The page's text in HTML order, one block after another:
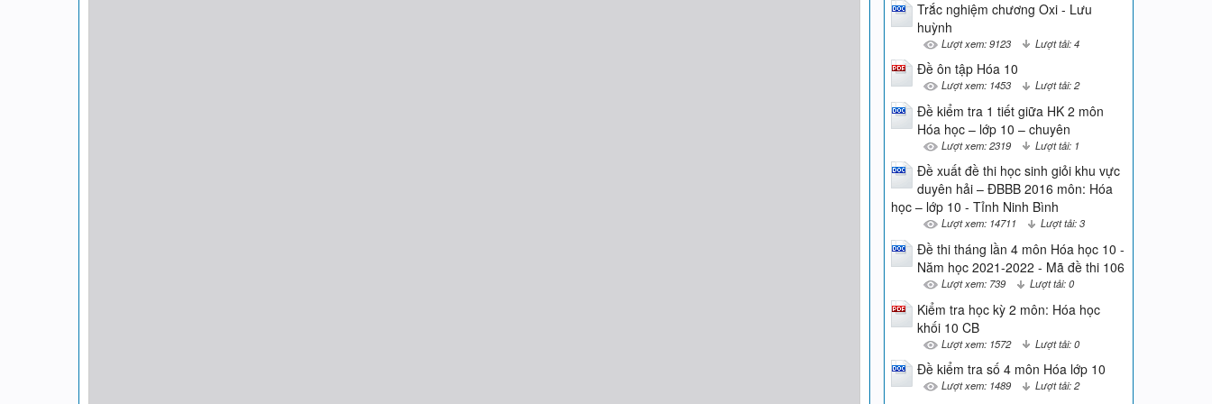
Trắc nghiệm chương Oxi - Lưu
huỳnh
Lượt xem: 9123 Lượt tải: 4
Đề ôn tập Hóa 10
Lượt xem: 1453 Lượt tải: 2
Đề kiểm tra 1 tiết giữa HK 2 môn
Hóa học – lớp 10 – chuyên
Lượt xem: 2319 Lượt tải: 1
Đề xuất đề thi học sinh giỏi khu vực
duyên hải – ĐBBB 2016 môn: Hóa
học – lớp 10 - Tỉnh Ninh Bình
Lượt xem: 14711 Lượt tải: 3
Đề thi tháng lần 4 môn Hóa học 10 -
Năm học 2021-2022 - Mã đề thi 106
Lượt xem: 739 Lượt tải: 0
Kiểm tra học kỳ 2 môn: Hóa học
khối 10 CB
Lượt xem: 1572 Lượt tải: 0
Đề kiểm tra số 4 môn Hóa lớp 10
Lượt xem: 1489 Lượt tải: 2